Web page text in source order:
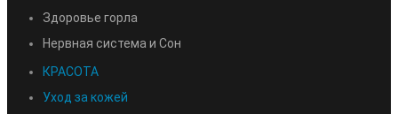
Здоровье горла
Нервная система и Сон
КРАСОТА
Уход за кожей